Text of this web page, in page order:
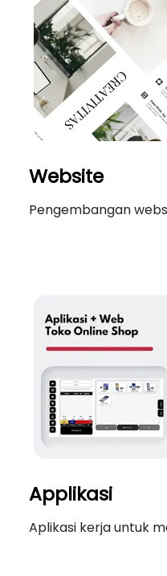
Website
Pengembangan
Applikasi
Aplikasi kerja untuk